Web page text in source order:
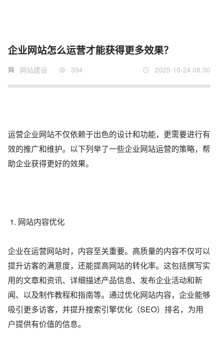
企业网站怎么运营才能获得更多效果？
网站建设 394 2025-10-24 08:30
运营企业网站不仅依赖于出色的设计和功能，更需要进行有
效的推广和维护。以下列举了一些企业网站运营的策略，帮
助企业获得更好的效果。
1. 网站内容优化
企业在运营网站时，内容至关重要。高质量的内容不仅可以
提升访客的满意度，还能提高网站的转化率。这包括撰写实
用的文章和资讯、详细描述产品信息、发布企业活动和新
闻、以及制作教程和指南等。通过优化网站内容，企业能够
吸引更多访客，并提升搜索引擎优化（SEO）排名，为用
户提供有价值的信息。